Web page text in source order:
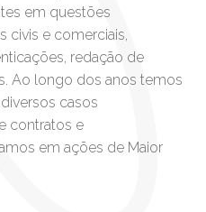
em questões
civis e comerciais,
redação de
Ao longo dos anos temos
casos
contratos e
em ações de Maior